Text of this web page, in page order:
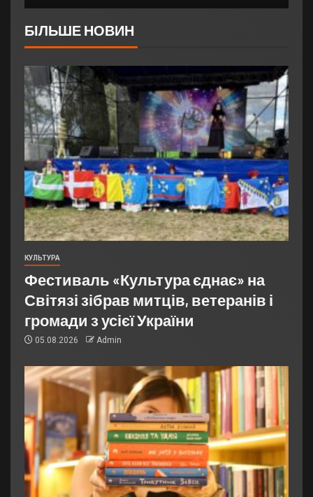
БІЛЬШЕ НОВИН
КУЛЬТУРА
Фестиваль «Культура єднає» на
Світязі зібрав митців, ветеранів і
громади з усієї України
05.08.2026 Admin